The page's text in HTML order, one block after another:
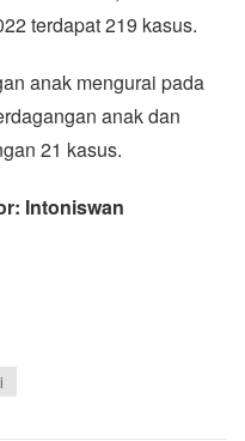
terdapat 219 kasus.
anak mengurai pada
anak dan
21 kasus.
Intoniswan